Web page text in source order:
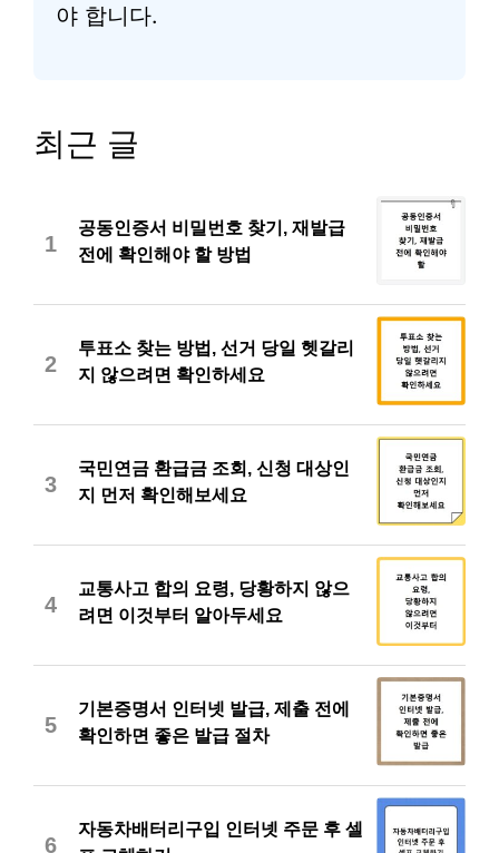
야 합니다.
최근 글
1
공동인증서 비밀번호 찾기, 재발급
전에 확인해야 할 방법
2
투표소 찾는 방법, 선거 당일 헷갈리
지 않으려면 확인하세요
3
국민연금 환급금 조회, 신청 대상인
지 먼저 확인해보세요
4
교통사고 합의 요령, 당황하지 않으
려면 이것부터 알아두세요
5
기본증명서 인터넷 발급, 제출 전에
확인하면 좋은 발급 절차
6
자동차배터리구입 인터넷 주문 후 셀